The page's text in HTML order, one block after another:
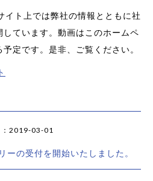
イト上では弊社の情報とともに社
ています。動画はこのホームペ
定です。是非、ご覧ください。
：2019-03-01
ーの受付を開始いたしました。